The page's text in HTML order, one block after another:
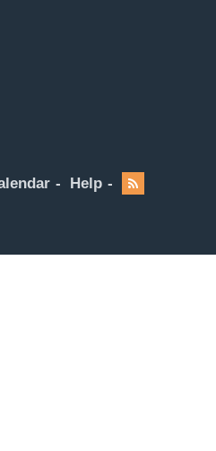
Help